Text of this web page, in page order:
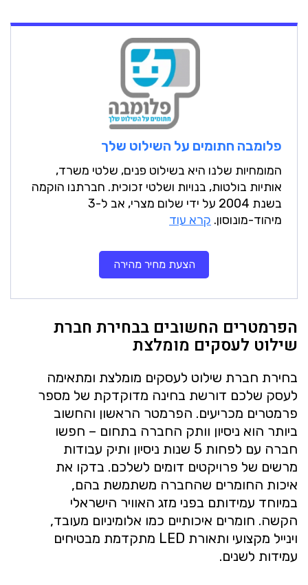
פלומבה חתומים על השילוט שלך
המומחיות שלנו היא בשילוט פנים, שלטי משרד,
אותיות בולטות, בנויות ושלטי זכוכית. חברתנו הוקמה
בשנת 2004 על ידי שלום מצרי, אב ל-3
מיהוד-מונוסון. קרא עוד
הצעת מחיר מהירה
הפרמטרים החשובים בבחירת חברת
שילוט לעסקים מומלצת
בחירת חברת שילוט לעסקים מומלצת ומתאימה
לעסק שלכם דורשת בחינה מדוקדקת של מספר
פרמטרים מכריעים. הפרמטר הראשון והחשוב
ביותר הוא ניסיון וותק החברה בתחום – חפשו
חברה עם לפחות 5 שנות ניסיון ותיק עבודות
מרשים של פרויקטים דומים לשלכם. בדקו את
איכות החומרים שהחברה משתמשת בהם,
במיוחד עמידותם בפני מזג האוויר הישראלי
הקשה. חומרים איכותיים כמו אלומיניום מעובד,
וינייל מקצועי ותאורת LED מתקדמת מבטיחים
עמידות לשנים.